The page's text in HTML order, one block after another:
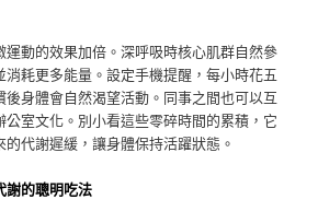
動的效果加倍。深呼吸時核心肌群自然參
耗更多能量。設定手機提醒，每小時花五
身體會自然渴望活動。同事之間也可以互
室文化。別小看這些零碎時間的累積，它
代謝遲緩，讓身體保持活躍狀態。
謝的聰明吃法